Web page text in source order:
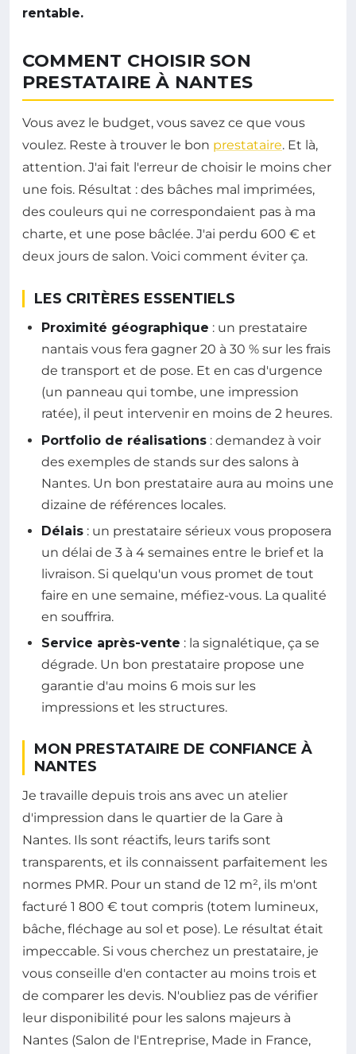
rentable.
COMMENT CHOISIR SON
PRESTATAIRE À NANTES
Vous avez le budget, vous savez ce que vous
voulez. Reste à trouver le bon prestataire. Et là,
attention. J'ai fait l'erreur de choisir le moins cher
une fois. Résultat : des bâches mal imprimées,
des couleurs qui ne correspondaient pas à ma
charte, et une pose bâclée. J'ai perdu 600 € et
deux jours de salon. Voici comment éviter ça.
LES CRITÈRES ESSENTIELS
Proximité géographique : un prestataire
nantais vous fera gagner 20 à 30 % sur les frais
de transport et de pose. Et en cas d'urgence
(un panneau qui tombe, une impression
ratée), il peut intervenir en moins de 2 heures.
Portfolio de réalisations : demandez à voir
des exemples de stands sur des salons à
Nantes. Un bon prestataire aura au moins une
dizaine de références locales.
Délais : un prestataire sérieux vous proposera
un délai de 3 à 4 semaines entre le brief et la
livraison. Si quelqu'un vous promet de tout
faire en une semaine, méfiez-vous. La qualité
en souffrira.
Service après-vente : la signalétique, ça se
dégrade. Un bon prestataire propose une
garantie d'au moins 6 mois sur les
impressions et les structures.
MON PRESTATAIRE DE CONFIANCE À
NANTES
Je travaille depuis trois ans avec un atelier
d'impression dans le quartier de la Gare à
Nantes. Ils sont réactifs, leurs tarifs sont
transparents, et ils connaissent parfaitement les
normes PMR. Pour un stand de 12 m², ils m'ont
facturé 1 800 € tout compris (totem lumineux,
bâche, fléchage au sol et pose). Le résultat était
impeccable. Si vous cherchez un prestataire, je
vous conseille d'en contacter au moins trois et
de comparer les devis. N'oubliez pas de vérifier
leur disponibilité pour les salons majeurs à
Nantes (Salon de l'Entreprise, Made in France,